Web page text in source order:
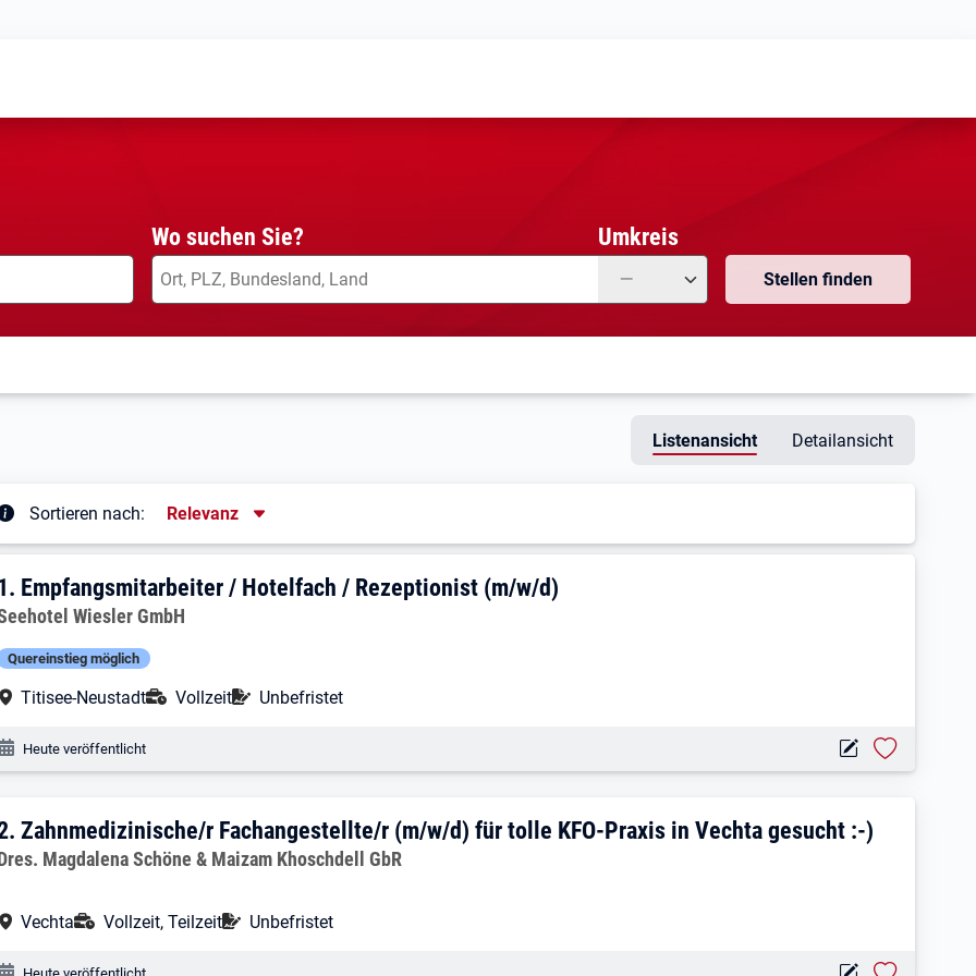
Wo suchen Sie? Umkreis
— Stellen finden
Listenansicht Detailansicht
Sortieren nach: Sortierung
Relevanz
Ergebnis: Empfangsmitarbeiter / Hotelfach / Rezeptionist (m/w/d)
Empfangsmitarbeiter / Hotelfach / Rezeptionist (m/w/d)
Wiesler GmbH
Quereinstieg möglich
Arbeitsort:
Titisee-Neustadt Anstellungsart:
Vollzeit Befristung:
Unbefristet
Veröffentlichungsdatum:
Heute veröffentlicht
Ergebnis: Zahnmedizinische/r Fachangestellte/r (m/w/d) für tolle KFO-Praxis
Zahnmedizinische/r Fachangestellte/r (m/w/d) für tolle KFO-Praxis in Vechta gesucht :-)
Magdalena Schöne & Maizam Khoschdell GbR
Arbeitsort:
Vechta Anstellungsart:
Vollzeit, Teilzeit Befristung:
Unbefristet
Veröffentlichungsdatum: